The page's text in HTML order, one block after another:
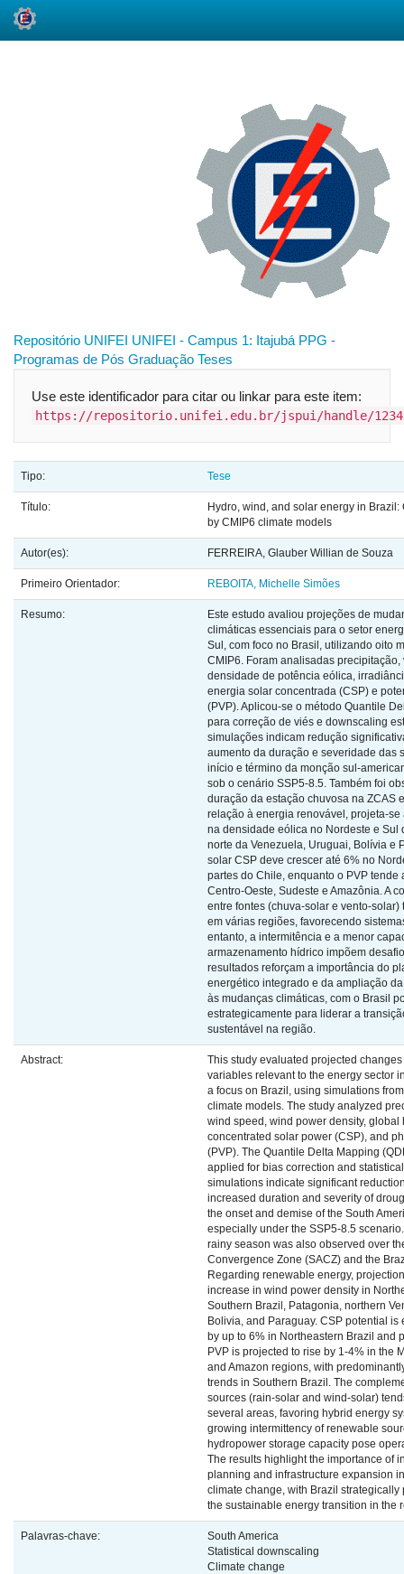
Repositório UNIFEI UNIFEI - Campus 1: Itajubá PPG -
Programas de Pós Graduação Teses
Use este identificador para citar ou linkar para este item:
https://repositorio.unifei.edu.br/jspui/handle/
Tipo: Tese
Título:
Hydro, wind, and solar energy in
by CMIP6 climate models
Autor(es): FERREIRA, Glauber Willian de Souza
Primeiro Orientador: REBOITA, Michelle Simões
Resumo:
Este estudo avaliou projeções de
climáticas essenciais para o setor
Sul, com foco no Brasil, utilizando oito
CMIP6. Foram analisadas precipitação,
densidade de potência eólica,
energia solar concentrada (CSP) e
(PVP). Aplicou-se o método Quantile
para correção de viés e downscaling
simulações indicam redução
aumento da duração e severidade das
início e término da monção sul-
sob o cenário SSP5-8.5. Também foi
duração da estação chuvosa na ZCAS
relação à energia renovável, projeta-
na densidade eólica no Nordeste e Sul
norte da Venezuela, Uruguai, Bolívia e
solar CSP deve crescer até 6% no
partes do Chile, enquanto o PVP tende
Centro-Oeste, Sudeste e Amazônia. A
entre fontes (chuva-solar e vento-solar)
em várias regiões, favorecendo
entanto, a intermitência e a menor
armazenamento hídrico impõem
resultados reforçam a importância do
energético integrado e da ampliação
às mudanças climáticas, com o Brasil
estrategicamente para liderar a
sustentável na região.
Abstract:
This study evaluated projected
variables relevant to the energy sector
a focus on Brazil, using simulations
climate models. The study analyzed
wind speed, wind power density,
concentrated solar power (CSP), and
(PVP). The Quantile Delta Mapping
applied for bias correction and
simulations indicate significant
increased duration and severity of
the onset and demise of the South
especially under the SSP5-8.5
rainy season was also observed over
Convergence Zone (SACZ) and the
Regarding renewable energy,
increase in wind power density in
Southern Brazil, Patagonia, northern
Bolivia, and Paraguay. CSP potential is
by up to 6% in Northeastern Brazil and
PVP is projected to rise by 1-4% in the
and Amazon regions, with
trends in Southern Brazil. The
sources (rain-solar and wind-solar)
several areas, favoring hybrid energy
growing intermittency of renewable
hydropower storage capacity pose
The results highlight the importance of
planning and infrastructure expansion
climate change, with Brazil strategically
the sustainable energy transition in the
Palavras-chave:
South America
Statistical downscaling
Climate change